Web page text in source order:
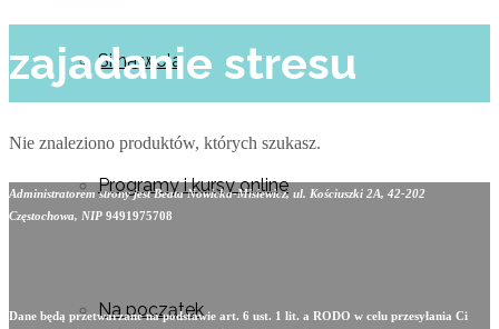
Silna wola
Programy i kursy online
Na początek
zajadanie stresu
Nie znaleziono produktów, których szukasz.
Administratorem strony jest Beata Nowicka-Misiewicz, ul. Kościuszki 2A, 42-202
Częstochowa, NIP 9491975708
Dane będą przetwarzane na podstawie art. 6 ust. 1 lit. a RODO w celu przesyłania Ci